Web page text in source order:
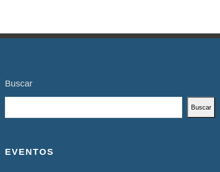
Buscar
Buscar
EVENTOS